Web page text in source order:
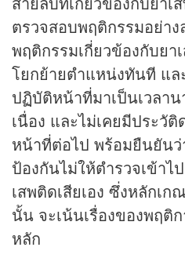
ตรวจสอบพฤติกรรมอย่า
พฤติกรรมเกี่ยวข้องกับยา
โยกย้ายตำแหน่งทันที แ
ปฏิบัติหน้าที่มาเป็นเวลา
เนื่อง และไม่เคยมีประวั
หน้าที่ต่อไป พร้อมยืนยันว่
ป้องกันไม่ให้ตำรวจเข้าไ
เสพติดเสียเอง ซึ่งหลักเ
นั้น จะเน้นเรื่องของพฤ
หลัก